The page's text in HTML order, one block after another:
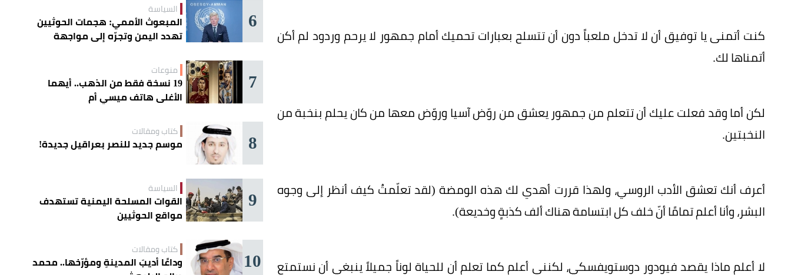
كنت أتمنى يا توفيق أن لا تدخل ملعباً دون أن تتسلح بعبارات تحميك أمام جمهور لا يرحم وردود لم أكن
أتمناها لك.
لكن أما وقد فعلت عليك أن تتعلم من جمهور يعشق من روّض آسيا وروّض معها من كان يحلم بنخبة من
النخبتين.
أعرف أنك تعشق الأدب الروسي، ولهذا قررت أهدي لك هذه الومضة (‏لقد تعلّمتُ كيف أنظر إلى وجوه
البشر، وأنا أعلم تمامًا أنّ خلف كل ابتسامة هناك ألف كذبةٍ وخديعة).
لا أعلم ماذا يقصد فيودور دوستويفسكي، لكنني أعلم كما تعلم أن للحياة لوناً جميلاً ينبغي أن نستمتع
6 السياسة
المبعوث الأممي: هجمات الحوثيين
تهدد اليمن وتجرّه إلى مواجهة
7 منوعات
19 نسخة فقط من الذهب.. أيهما
الأغلى هاتف ميسي أم
8 كتاب ومقالات
موسم جديد للنصر بعراقيل جديدة!
9 السياسة
القوات المسلحة اليمنية تستهدف
مواقع الحوثيين
10 كتاب ومقالات
وداعًا أديبَ المدينةِ ومؤرّخها.. محمد